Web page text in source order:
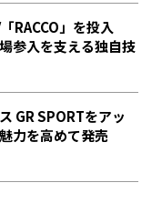
「RACCO」を投入
参入を支える独自技
GR SPORTをアッ
力を高めて発売